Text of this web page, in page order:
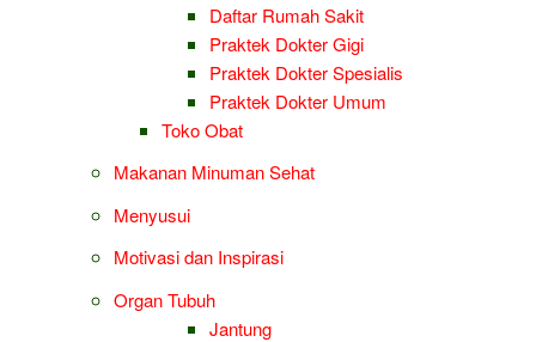
Daftar Rumah Sakit
Praktek Dokter Gigi
Praktek Dokter Spesialis
Praktek Dokter Umum
Toko Obat
Makanan Minuman Sehat
Menyusui
Motivasi dan Inspirasi
Organ Tubuh
Jantung